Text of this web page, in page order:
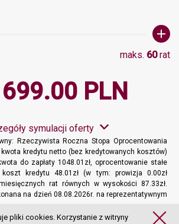
maks. 60rat
PLN
symulacji oferty
Rzeczywista Roczna Stopa Oprocentowania
kwota kredytu netto (bez kredytowanych kosztów)
do zapłaty 1048.01zł, oprocentowanie stałe
koszt kredytu 48.01zł (w tym: prowizja 0.00zł
rat równych w wysokości 87.33zł.
na dzień 08.08.2026r. na reprezentatywnym
Więcej informacji
pliki cookies. Korzystanie z witryny